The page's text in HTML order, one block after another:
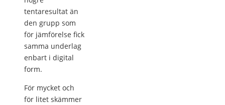
tentaresultat än
den grupp som
för jämförelse fick
samma underlag
enbart i digital
form.
För mycket och
för litet skämmer